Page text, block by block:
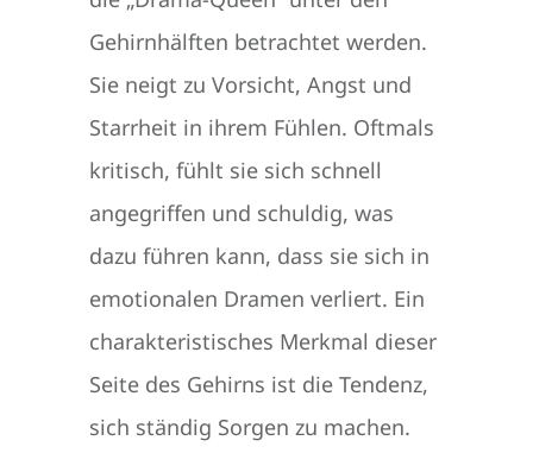
Gehirnhälften betrachtet werden.
Sie neigt zu Vorsicht, Angst und
Starrheit in ihrem Fühlen. Oftmals
kritisch, fühlt sie sich schnell
angegriffen und schuldig, was
dazu führen kann, dass sie sich in
emotionalen Dramen verliert. Ein
charakteristisches Merkmal dieser
Seite des Gehirns ist die Tendenz,
sich ständig Sorgen zu machen.